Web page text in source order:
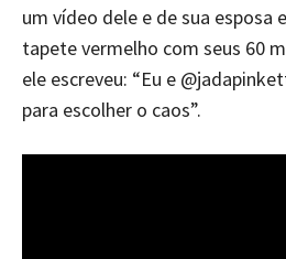
um vídeo dele e de sua esposa
tapete vermelho com seus 60
ele escreveu: “Eu e
para escolher o caos”.